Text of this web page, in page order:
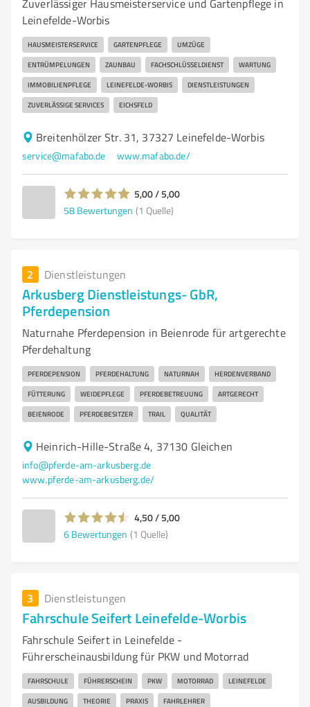
Zuverlässiger Hausmeisterservice und Gartenpflege in
Leinefelde-Worbis
HAUSMEISTERSERVICE GARTENPFLEGE UMZÜGE
ENTRÜMPELUNGEN ZAUNBAU FACHSCHLÜSSELDIENST WARTUNG
IMMOBILIENPFLEGE LEINEFELDE-WORBIS DIENSTLEISTUNGEN
ZUVERLÄSSIGE SERVICES EICHSFELD
Breitenhölzer Str. 31, 37327 Leinefelde-Worbis
service@mafabo.de www.mafabo.de/
5,00 / 5,00
58 Bewertungen (1 Quelle)
2 Dienstleistungen
Arkusberg Dienstleistungs- GbR,
Pferdepension
Naturnahe Pferdepension in Beienrode für artgerechte
Pferdehaltung
PFERDEPENSION PFERDEHALTUNG NATURNAH HERDENVERBAND
FÜTTERUNG WEIDEPFLEGE PFERDEBETREUUNG ARTGERECHT
BEIENRODE PFERDEBESITZER TRAIL QUALITÄT
Heinrich-Hille-Straße 4, 37130 Gleichen
info@pferde-am-arkusberg.de
www.pferde-am-arkusberg.de/
4,50 / 5,00
6 Bewertungen (1 Quelle)
3 Dienstleistungen
Fahrschule Seifert Leinefelde-Worbis
Fahrschule Seifert in Leinefelde -
Führerscheinausbildung für PKW und Motorrad
FAHRSCHULE FÜHRERSCHEIN PKW MOTORRAD LEINEFELDE
AUSBILDUNG THEORIE PRAXIS FAHRLEHRER